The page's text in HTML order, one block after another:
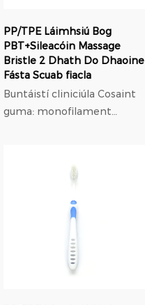
PP/TPE Láimhsiú Bog
PBT+Sileacóin Massage
Bristle 2 Dhath Do Dhaoine
Fásta Scuab fiacla
Buntáistí cliniciúla Cosaint
guma: monofilament
37% níos lú brú ar gumaí ná
orthodontach: f...